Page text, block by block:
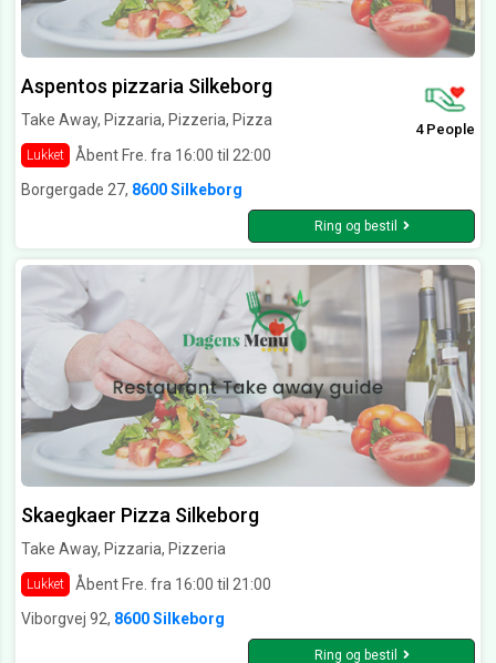
Aspentos pizzaria Silkeborg
Take Away, Pizzaria, Pizzeria, Pizza
Lukket Åbent Fre. fra 16:00 til 22:00
4 People
Borgergade 27, 8600 Silkeborg
Ring og bestil
Skaegkaer Pizza Silkeborg
Take Away, Pizzaria, Pizzeria
Lukket
Åbent Fre. fra 16:00 til 21:00
Viborgvej 92, 8600 Silkeborg
Ring og bestil